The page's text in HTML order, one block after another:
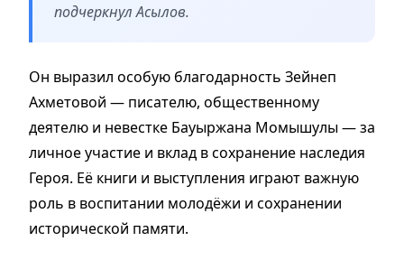
подчеркнул Асылов.
Он выразил особую благодарность Зейнеп
Ахметовой — писателю, общественному
деятелю и невестке Бауыржана Момышулы — за
личное участие и вклад в сохранение наследия
Героя. Её книги и выступления играют важную
роль в воспитании молодёжи и сохранении
исторической памяти.